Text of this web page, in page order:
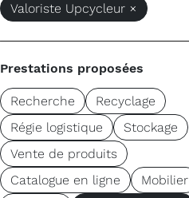
Valoriste Upcycleur ×
Prestations proposées
Recherche
Recyclage
Régie logistique
Stockage
Vente de produits
Catalogue en ligne
Mobilier